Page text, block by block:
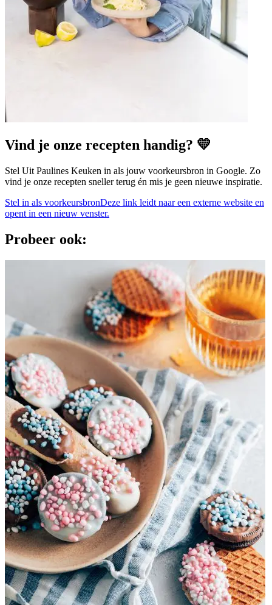
Vind je onze recepten handig? 💛
Stel Uit Paulines Keuken in als jouw voorkeursbron in Google. Zo
vind je onze recepten sneller terug én mis je geen nieuwe inspiratie.
Stel in als voorkeursbronDeze link leidt naar een externe website en
opent in een nieuw venster.
Probeer ook: